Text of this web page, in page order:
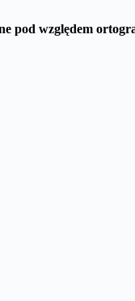
pod względem